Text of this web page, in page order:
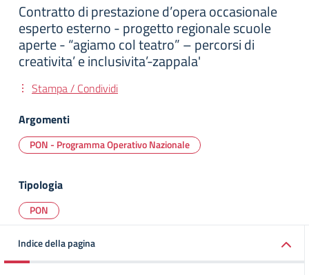
Contratto di prestazione d’opera occasionale
esperto esterno - progetto regionale scuole
aperte - “agiamo col teatro” – percorsi di
creativita’ e inclusivita’-zappala'
Stampa / Condividi
Argomenti
PON - Programma Operativo Nazionale
Tipologia
PON
Indice della pagina